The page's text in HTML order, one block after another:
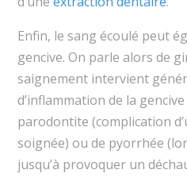
Enfin, le sang écoulé peut
gencive. On parle alors de
saignement intervient
d’inflammation de la gencive
parodontite (complication
soignée) ou de pyorrhée
jusqu’à provoquer un